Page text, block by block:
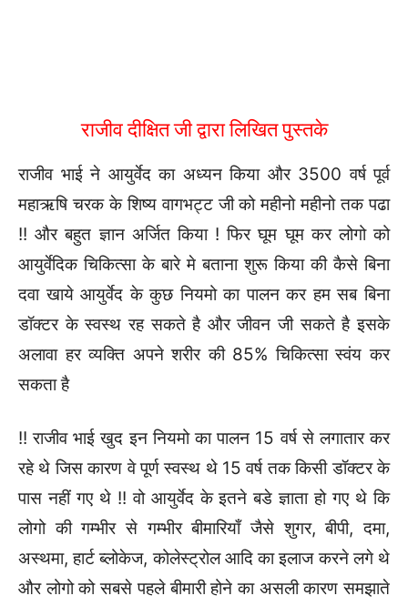
राजीव दीक्षित जी द्वारा लिखित पुस्तके
राजीव भाई ने आयुर्वेद का अध्यन किया और 3500 वर्ष पूर्व
महाऋषि चरक के शिष्य वागभट्ट जी को महीनो महीनो तक पढा
!! और बहुत ज्ञान अर्जित किया ! फिर घूम घूम कर लोगो को
आयुर्वेदिक चिकित्सा के बारे मे बताना शुरू किया की कैसे बिना
दवा खाये आयुर्वेद के कुछ नियमो का पालन कर हम सब बिना
डॉक्टर के स्वस्थ रह सकते है और जीवन जी सकते है इसके
अलावा हर व्यक्ति अपने शरीर की 85% चिकित्सा स्वंय कर
सकता है
!! राजीव भाई खुद इन नियमो का पालन 15 वर्ष से लगातार कर
रहे थे जिस कारण वे पूर्ण स्वस्थ थे 15 वर्ष तक किसी डॉक्टर के
पास नहीं गए थे !! वो आयुर्वेद के इतने बडे ज्ञाता हो गए थे कि
लोगो की गम्भीर से गम्भीर बीमारियाँ जैसे शुगर, बीपी, दमा,
अस्थमा, हार्ट ब्लोकेज, कोलेस्ट्रोल आदि का इलाज करने लगे थे
और लोगो को सबसे पहले बीमारी होने का असली कारण समझाते